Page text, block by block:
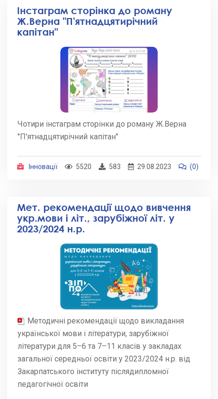
Інстаграм сторінка до роману
Ж.Верна "П'ятнадцятирічний
капітан"
Чотири інстаграм сторінки до роману Ж.Верна
"П'ятнадцятирічний капітан"
Інновації 5520 583 29.08.2023 (0)
Мет. рекомендації щодо вивчення
укр.мови і літ., зарубіжної літ. у
2023/2024 н.р.
Методичні рекомендації щодо викладання
української мови і літератури, зарубіжної
літератури для 5–6 та 7–11 класів у закладах
загальної середньої освіти у 2023/2024 н.р. від
Закарпатського інституту післядипломної
педагогічної освіти